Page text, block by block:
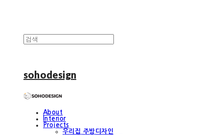
sohodesign
About
Interior
Projects
우리집 주방디자인